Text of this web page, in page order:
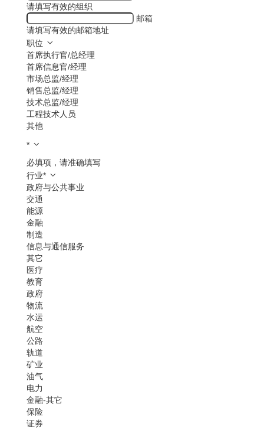
请填写有效的组织
邮箱
请填写有效的邮箱地址
职位
首席执行官/总经理
首席信息官/经理
市场总监/经理
销售总监/经理
技术总监/经理
工程技术人员
其他
*
必填项，请准确填写
行业*
政府与公共事业
交通
能源
金融
制造
信息与通信服务
其它
医疗
教育
政府
物流
水运
航空
公路
轨道
矿业
油气
电力
金融-其它
保险
证券